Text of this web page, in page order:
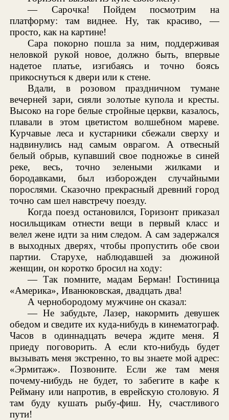
— Сарочка! Пойдем посмотрим на
платформу: там виднее. Ну, так красиво, —
просто, как на картине!
Сара покорно пошла за ним, поддерживая
неловкой рукой новое, должно быть, впервые
надетое платье, изгибаясь и точно боясь
прикоснуться к двери или к стене.
Вдали, в розовом праздничном тумане
вечерней зари, сияли золотые купола и кресты.
Высоко на горе белые стройные церкви, казалось,
плавали в этом цветистом волшебном мареве.
Курчавые леса и кустарники сбежали сверху и
надвинулись над самым оврагом. А отвесный
белый обрыв, купавший свое подножье в синей
реке, весь, точно зелеными жилками и
бородавками, был изборожден случайными
порослями. Сказочно прекрасный древний город
точно сам шел навстречу поезду.
Когда поезд остановился, Горизонт приказал
носильщикам отнести вещи в первый класс и
велел жене идти за ним следом. А сам задержался
в выходных дверях, чтобы пропустить обе свои
партии. Старухе, наблюдавшей за дюжиной
женщин, он коротко бросил на ходу:
— Так помните, мадам Берман! Гостиница
«Америка», Иванюковская, двадцать два!
А чернобородому мужчине он сказал:
— Не забудьте, Лазер, накормить девушек
обедом и сведите их куда-нибудь в кинематограф.
Часов в одиннадцать вечера ждите меня. Я
приеду поговорить. А если кто-нибудь будет
вызывать меня экстренно, то вы знаете мой адрес:
«Эрмитаж». Позвоните. Если же там меня
почему-нибудь не будет, то забегите в кафе к
Рейману или напротив, в еврейскую столовую. Я
там буду кушать рыбу-фиш. Ну, счастливого
пути!